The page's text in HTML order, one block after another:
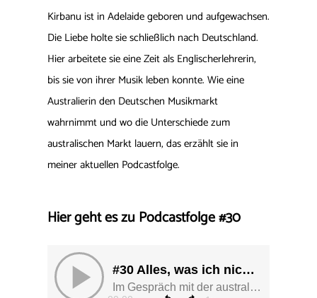
Kirbanu ist in Adelaide geboren und aufgewachsen.
Die Liebe holte sie schließlich nach Deutschland.
Hier arbeitete sie eine Zeit als Englischerlehrerin,
bis sie von ihrer Musik leben konnte. Wie eine
Australierin den Deutschen Musikmarkt
wahrnimmt und wo die Unterschiede zum
australischen Markt lauern, das erzählt sie in
meiner aktuellen Podcastfolge.
Hier geht es zu Podcastfolge #30